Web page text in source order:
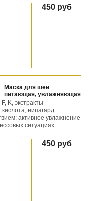
450 руб
Маска для шеи
питающая, увлажняющая
K, экстракты
нипагард
активное увлажнение
ситуациях.
450 руб